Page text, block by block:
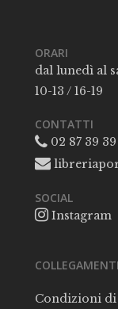
ORARI
dal lunedì al
10-13 / 16-19
CONTATTI
02 87 39
SOCIAL
Instagram
COLLEGAMENTI
Condizioni di